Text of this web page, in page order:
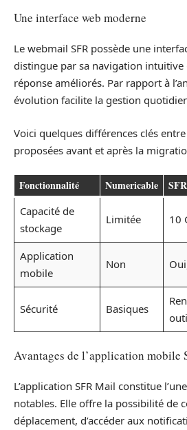
Une interface web moderne
Le webmail SFR possède une
distingue par sa navigation intuitive
réponse améliorés. Par rapport à
évolution facilite la gestion
Voici quelques différences clés
proposées avant et après la
Fonctionnalité Numericable
Capacité de
stockage
Limitée 10
Application
mobile
Non
Sécurité Basiques
Avantages de l’application mobile
L’application SFR Mail constitue
notables. Elle offre la possibilité de
déplacement, d’accéder aux